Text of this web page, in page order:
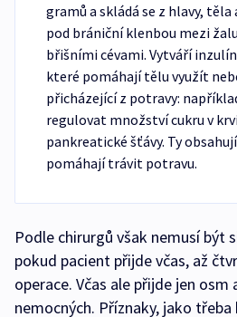
gramů a skládá se z hlavy, těla
pod brániční klenbou mezi
břišními cévami. Vytváří
které pomáhají tělu využít
přicházející z potravy:
regulovat množství cukru v
pankreatické šťávy. Ty
pomáhají trávit potravu.
Podle chirurgů však nemusí být
pokud pacient přijde včas, až
operace. Včas ale přijde jen
nemocných. Příznaky, jako třeba